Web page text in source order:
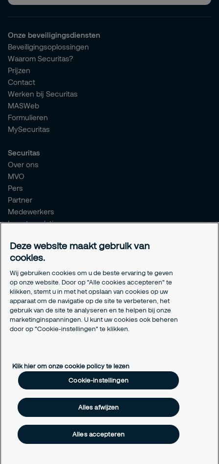
Onze beveiligingsdiensten
Beveiligingsoplossingen
Waarom Securitas?
Prijzen
Contact
Werken bij Securitas
MASWeb
Formulieren
MySecuritas
Securitas
Over ons
MVO
Pers
Partner
Medewerkers
Investor relations
Certificeringen
Aanmeldformulieren installatiepartners
Juridisch
Privacyverklaring
Algemene voorwaarden
Responsible disclosure
Cookie-instellingen
Copyright © 2026 Securitas Nederland
Deze website maakt gebruik van
cookies.
Wij gebruiken cookies om u de beste ervaring te geven
op onze website. Door op "Alle cookies accepteren" te
klikken, stemt u in met het opslaan van cookies op uw
apparaat om de navigatie op de site te verbeteren, het
gebruik van de site te analyseren en te helpen bij onze
marketinginspanningen. U kunt uw cookies ook beheren
door op "Cookie-instellingen" te klikken.
Klik hier om onze cookie policy te lezen
Cookie-instellingen
Alles afwijzen
Alles accepteren